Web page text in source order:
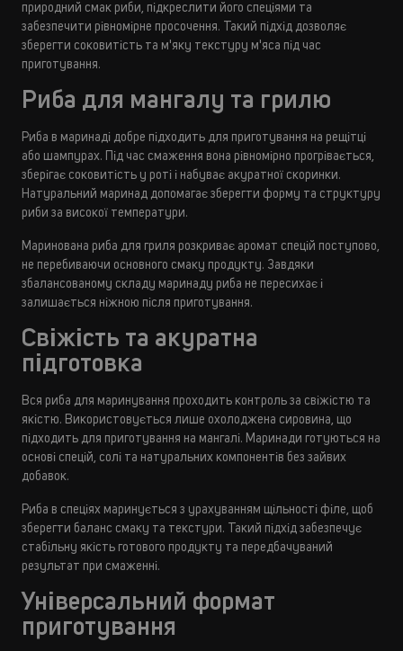
природний смак риби, підкреслити його спеціями та
забезпечити рівномірне просочення. Такий підхід дозволяє
зберегти соковитість та м'яку текстуру м'яса під час
приготування.
Риба для мангалу та грилю
Риба в маринаді добре підходить для приготування на рещітці
або шампурах. Під час смаження вона рівномірно прогрівається,
зберігає соковитість у роті і набуває акуратної скоринки.
Натуральний маринад допомагає зберегти форму та структуру
риби за високої температури.
Маринована риба для гриля розкриває аромат спецій поступово,
не перебиваючи основного смаку продукту. Завдяки
збалансованому складу маринаду риба не пересихає і
залишається ніжною після приготування.
Свіжість та акуратна
підготовка
Вся риба для маринування проходить контроль за свіжістю та
якістю. Використовується лише охолоджена сировина, що
підходить для приготування на мангалі. Маринади готуються на
основі спецій, солі та натуральних компонентів без зайвих
добавок.
Риба в спеціях маринується з урахуванням щільності філе, щоб
зберегти баланс смаку та текстури. Такий підхід забезпечує
стабільну якість готового продукту та передбачуваний
результат при смаженні.
Універсальний формат
приготування